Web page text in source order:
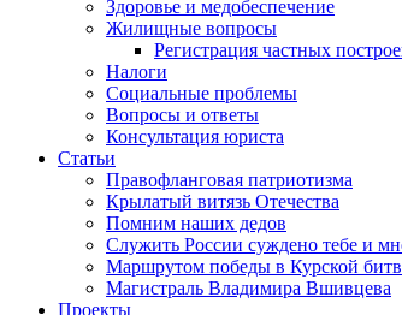
Здоровье и медобеспечение
Жилищные вопросы
Регистрация частных
Налоги
Социальные проблемы
Вопросы и ответы
Консультация юриста
Статьи
Правофланговая патриотизма
Крылатый витязь Отечества
Помним наших дедов
Служить России суждено тебе и
Маршрутом победы в Курской
Магистраль Владимира Вшивцева
Проекты